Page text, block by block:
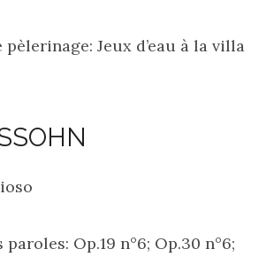
pèlerinage: Jeux d’eau à la villa
paroles: Op.19 n°6; Op.30 n°6;